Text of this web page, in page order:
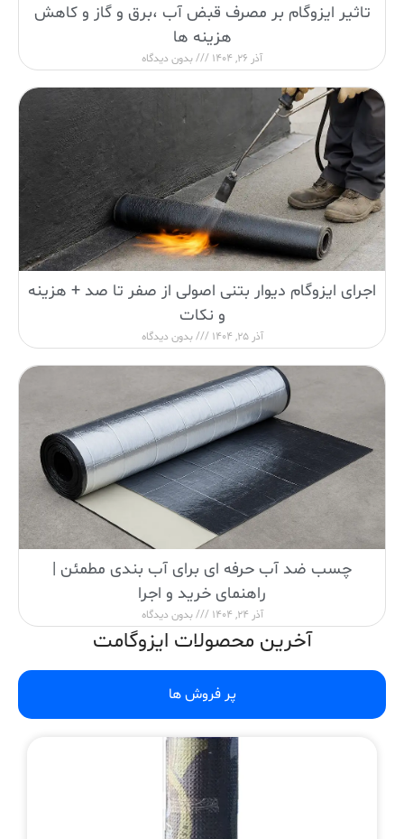
تاثیر ایزوگام بر مصرف قبض آب ،برق و گاز و کاهش
هزینه ها
آذر 26, 1404 بدون دیدگاه
اجرای ایزوگام دیوار بتنی اصولی از صفر تا صد + هزینه
و نکات
آذر 25, 1404 بدون دیدگاه
چسب ضد آب حرفه ای برای آب بندی مطمئن |
راهنمای خرید و اجرا
آذر 24, 1404 بدون دیدگاه
آخرین محصولات ایزوگامت
پر فروش ها